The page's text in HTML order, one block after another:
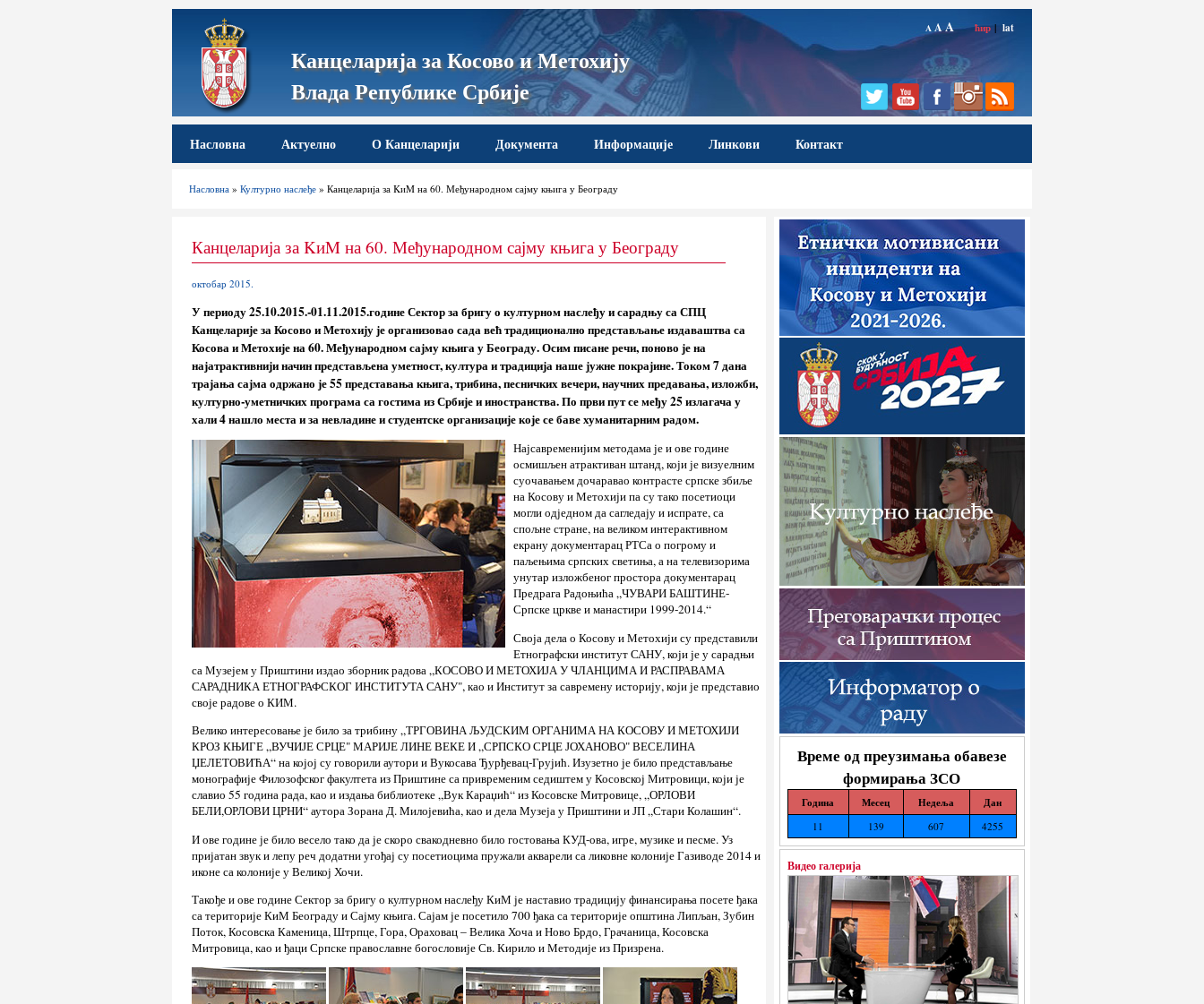
Канцеларија за Косово и Метохију
Влада Републике Србије
A AA ћир | lat
Насловна Актуелно О Канцеларији Документа Информације Линкови Контакт
Насловна »Културно наслеђе » Канцеларија за KиM на 60. Међународном сајму књига у Београду
Време од преузимања обавезе
формирања ЗСО
Година Месец Недеља Дан
11 139 607 4255
Видео галерија
Канцеларија за KиM на 60. Међународном сајму књига у Београду
октобар 2015.
У периоду 25.10.2015.-01.11.2015.године Сектор за бригу о културном наслеђу и сарадњу са СПЦ
Канцеларије за Косово и Метохију је организовао сада већ традиционално представљање издаваштва са
Косова и Метохије на 60. Међународном сајму књига у Београду. Осим писане речи, поново је на
најатрактивнији начин представљена уметност, култура и традиција наше јужне покрајине. Током 7 дана
трајања сајма одржано је 55 представања књига, трибина, песничких вечери, научних предавања, изложби,
културно-уметничких програма са гостима из Србије и иностранства. По први пут се међу 25 излагача у
хали 4 нашло места и за невладине и студентске организације које се баве хуманитарним радом.
Најсавременијим методама је и ове године
осмишљен атрактиван штанд, који је визуелним
суочавањем дочаравао контрасте српске збиље
на Косову и Метохији па су тако посетиоци
могли одједном да сагледају и испрате, са
спољне стране, на великом интерактивном
екрану документарац РТСа о погрому и
паљењима српских светиња, а на телевизорима
унутар изложбеног простора документарац
Предрага Радоњића „ЧУВАРИ БАШТИНЕ-
Српске цркве и манастири 1999-2014.“
Своја дела о Косову и Метохији су представили
Етнографски институт САНУ, који је у сарадњи
са Музејем у Приштини издао зборник радова „КОСОВО И МЕТОХИЈА У ЧЛАНЦИМА И РАСПРАВАМА
САРАДНИКА ЕТНОГРАФСКОГ ИНСТИТУТА САНУ", као и Институт за савремену историју, који је представио
своје радове о КИМ.
Велико интересовање је било за трибину „ТРГОВИНА ЉУДСКИМ ОРГАНИМА НА КОСОВУ И МЕТОХИЈИ
КРОЗ КЊИГЕ „ВУЧИЈЕ СРЦЕ" МАРИЈЕ ЛИНЕ ВЕКЕ И „СРПСКО СРЦЕ ЈОХАНОВО" ВЕСЕЛИНА
ЏЕЛЕТОВИЋА“ на којој су говорили аутори и Вукосава Ђурђевац-Грујић. Изузетно је било представљање
монографије Филозофског факултета из Приштине са привременим седиштем у Косовској Митровици, који је
славио 55 година рада, као и издања библиотеке „Вук Караџић“ из Косовске Митровице, „ОРЛОВИ
БЕЛИ,ОРЛОВИ ЦРНИ“ аутора Зорана Д. Милојевића, као и дела Музеја у Приштини и ЈП „Стари Колашин“.
И ове године је било весело тако да је скоро свакодневно било гостовања КУД-ова, игре, музике и песме. Уз
пријатан звук и лепу реч додатни угођај су посетиоцима пружали акварели са ликовне колоније Газиводе 2014 и
иконе са колоније у Великој Хочи.
Такође и ове године Сектор за бригу о културном наслеђу КиМ је наставио традицију финансирања посете ђака
са територије КиМ Београду и Сајму књига. Сајам је посетило 700 ђака са територије општина Липљан, Зубин
Поток, Косовска Каменица, Штрпце, Гора, Ораховац – Велика Хоча и Ново Брдо, Грачаница, Косовска
Митровица, као и ђаци Српске православне богословије Св. Кирило и Методије из Призрена.